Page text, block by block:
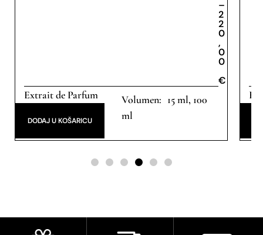
–
2
2
0
,
0
0
€
Extrait de Parfum
15 ml, 100
ml
DODAJ U KOŠARICU